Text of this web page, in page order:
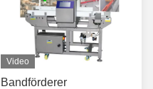
Video
Bandförderer